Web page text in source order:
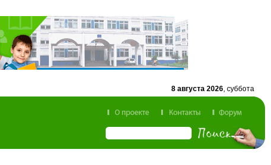
8 августа 2026, суббота